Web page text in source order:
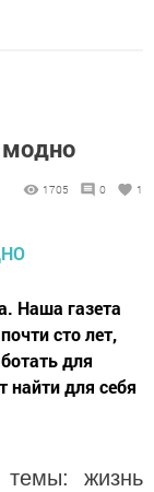
модно
1705 0 1
Наша газета
сто лет,
для
для себя
жизнь